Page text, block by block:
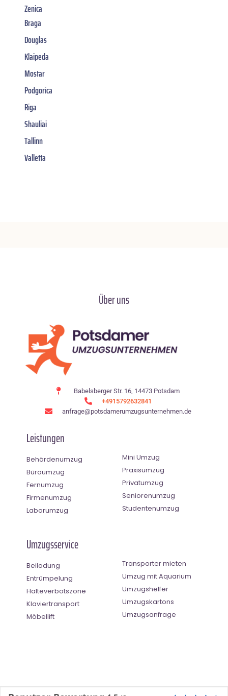
Zenica
Braga
Douglas
Klaipeda
Mostar
Podgorica
Riga
Shauliai
Tallinn
Valletta
Über uns
Babelsberger Str. 16, 14473 Potsdam
+4915792632841
anfrage@potsdamerumzugsunternehmen.de
Leistungen
Behördenumzug
Büroumzug
Fernumzug
Firmenumzug
Laborumzug
Mini Umzug
Praxisumzug
Privatumzug
Seniorenumzug
Studentenumzug
Umzugsservice
Beiladung
Entrümpelung
Halteverbotszone
Klaviertransport
Möbellift
Transporter mieten
Umzug mit Aquarium
Umzugshelfer
Umzugskartons
Umzugsanfrage